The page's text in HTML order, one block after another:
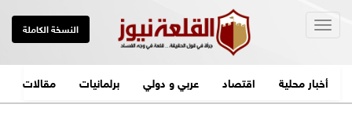
النسخة الكاملة
أخبار محلية اقتصاد عربي و دولي برلمانيات مقالات